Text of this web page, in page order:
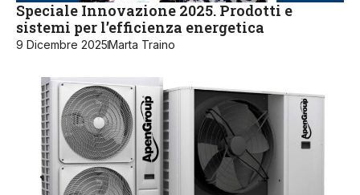
Speciale Innovazione 2025. Prodotti e
sistemi per l’efficienza energetica
9 Dicembre 2025Marta Traino